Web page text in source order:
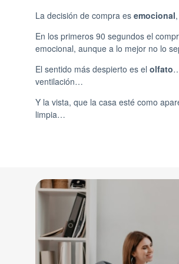
La decisión de compra es emocional
En los primeros 90 segundos el
emocional, aunque a lo mejor no lo
El sentido más despierto es el olfato
ventilación…
Y la vista, que la casa esté como
limpia…